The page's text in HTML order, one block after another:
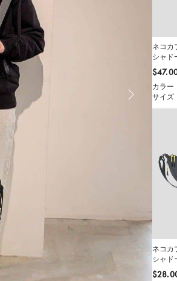
ネコカ
シャド
カラー
サイズ
ネコカ
シャド
バッグ